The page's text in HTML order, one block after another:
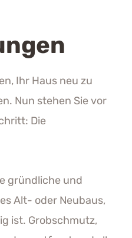
Ihr Haus neu zu
Nun stehen Sie vor
Die
gründliche und
Alt- oder Neubaus,
ist. Grobschmutz,